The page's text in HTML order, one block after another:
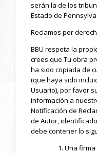
serán la de los
Estado de
Reclamos por
BBU respeta la
crees que Tu obra
ha sido copiada de
(que haya sido
Usuario), por favor
información a
Notificación de
de Autor,
debe contener lo
Una